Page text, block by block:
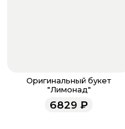
Оригинальный букет
"Лимонад"
6829 ₽